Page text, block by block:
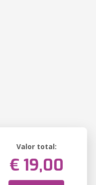
Valor total:
€ 19,00